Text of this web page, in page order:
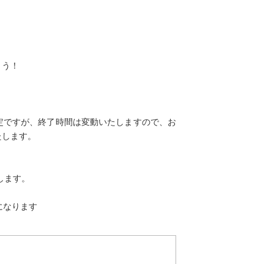
！
すが、終了時間は変動いたしますので、お
ます。
す。
なります